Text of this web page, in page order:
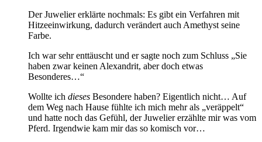
Der Juwelier erklärte nochmals: Es gibt ein Verfahren mit
Hitzeeinwirkung, dadurch verändert auch Amethyst seine
Farbe.
Ich war sehr enttäuscht und er sagte noch zum Schluss „Sie
haben zwar keinen Alexandrit, aber doch etwas
Besonderes…“
Wollte ich dieses Besondere haben? Eigentlich nicht… Auf
dem Weg nach Hause fühlte ich mich mehr als „veräppelt“
und hatte noch das Gefühl, der Juwelier erzählte mir was vom
Pferd. Irgendwie kam mir das so komisch vor…